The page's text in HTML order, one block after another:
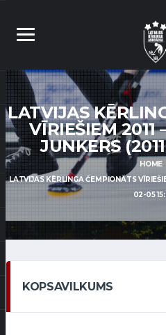
LATVIJAS
VĪRIEŠIEM
JUNKERS
HOME
LATVIJAS KĒRLINGA ČEMPIONĀTS
02-05
KOPSAVILKUMS